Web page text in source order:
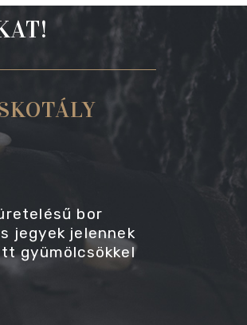
bor
jegyek jelennek
gyümölcsökkel